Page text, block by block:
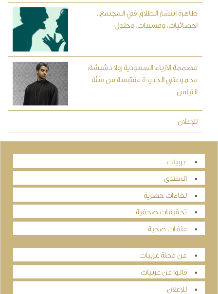
ظاهرة انتشار الطلاق في المجتمع..
احصائيات، ومسببات، وحلول
مصممة الأزياء السعودية رولا دشيشة:
مجموعتي الجديدة مقتبسة من سُنَّة
التيامن
للإعلان
عربيات
المنتدى
لقاءات حصرية
تحقيقات صحفية
ملفات صحية
عن مجلة عربيات
قالوا عن عربيات
للإعلان